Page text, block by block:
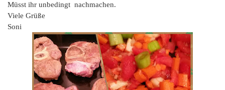
Müsst ihr unbedingt nachmachen.
Viele Grüße
Soni